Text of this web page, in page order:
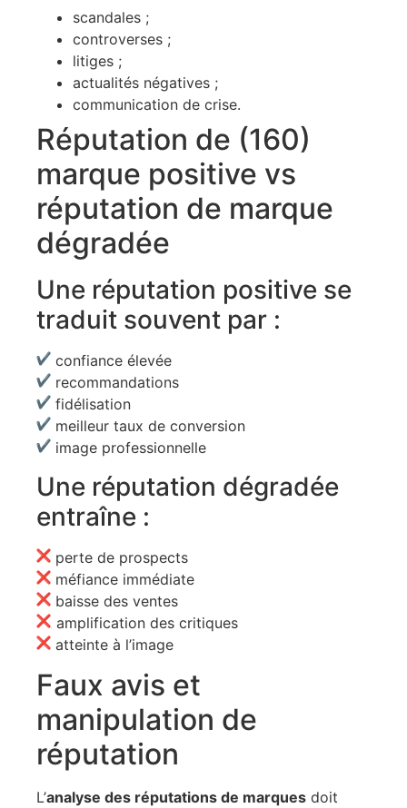
scandales ;
controverses ;
litiges ;
actualités négatives ;
communication de crise.
Réputation de (160)
marque positive vs
réputation de marque
dégradée
Une réputation positive se
traduit souvent par :
confiance élevée
recommandations
fidélisation
meilleur taux de conversion
image professionnelle
Une réputation dégradée
entraîne :
perte de prospects
méfiance immédiate
baisse des ventes
amplification des critiques
atteinte à l’image
Faux avis et
manipulation de
réputation
L’analyse des réputations de marques doit